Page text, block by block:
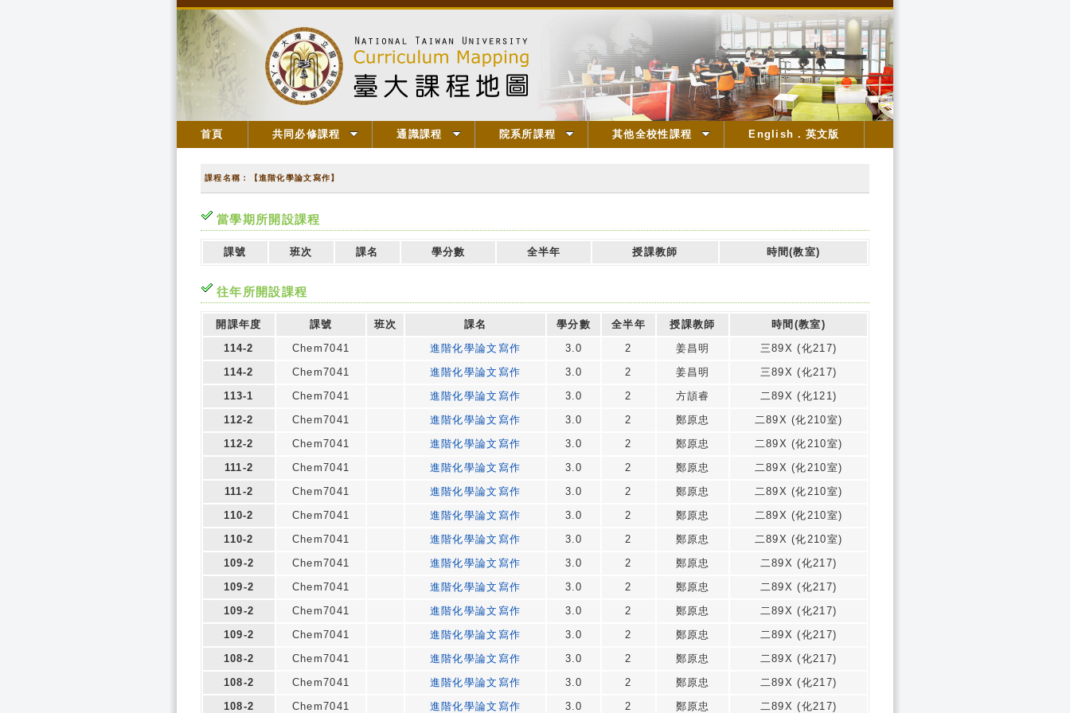
首頁 共同必修課程 通識課程 院系所課程 其他全校性課程 English．英文版
課程名稱：【進階化學論文寫作】
當學期所開設課程
課號 班次 課名 學分數 全半年 授課教師 時間(教室)
往年所開設課程
開課年度 課號 班次 課名 學分數 全半年 授課教師
時間(教室)
114-2
Chem7041 進階化學論文寫作 3.0 2 姜昌明
三89X (化217)
114-2
Chem7041 進階化學論文寫作 3.0 2 姜昌明
三89X (化217)
113-1
Chem7041 進階化學論文寫作 3.0 2 方頡睿
二89X (化121)
112-2
Chem7041 進階化學論文寫作 3.0 2 鄭原忠
二89X (化210室)
112-2
Chem7041 進階化學論文寫作 3.0 2 鄭原忠
二89X (化210室)
111-2
Chem7041 進階化學論文寫作 3.0 2 鄭原忠
二89X (化210室)
111-2
Chem7041 進階化學論文寫作 3.0 2 鄭原忠
二89X (化210室)
110-2
Chem7041 進階化學論文寫作 3.0 2 鄭原忠
二89X (化210室)
110-2
Chem7041 進階化學論文寫作 3.0 2 鄭原忠
二89X (化210室)
109-2
Chem7041 進階化學論文寫作 3.0 2 鄭原忠
二89X (化217)
109-2
Chem7041 進階化學論文寫作 3.0 2 鄭原忠
二89X (化217)
109-2
Chem7041 進階化學論文寫作 3.0 2 鄭原忠
二89X (化217)
109-2
Chem7041 進階化學論文寫作 3.0 2 鄭原忠
二89X (化217)
108-2
Chem7041 進階化學論文寫作 3.0 2 鄭原忠
二89X (化217)
108-2
Chem7041 進階化學論文寫作 3.0 2 鄭原忠
二89X (化217)
108-2
Chem7041 進階化學論文寫作 3.0 2 鄭原忠 二89X (化217)